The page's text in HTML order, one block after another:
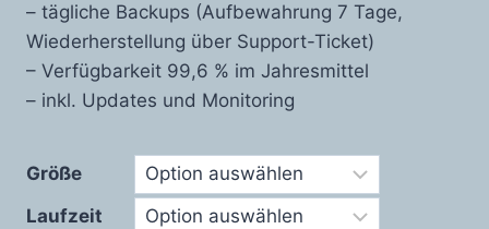
– tägliche Backups (Aufbewahrung 7 Tage,
Wiederherstellung über Support-Ticket)
– Verfügbarkeit 99,6 % im Jahresmittel
– inkl. Updates und Monitoring
Größe
Laufzeit